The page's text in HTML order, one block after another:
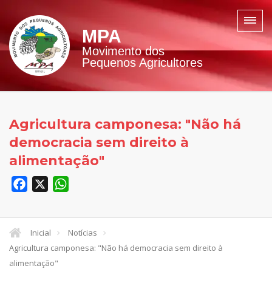
MPA
Movimento dos
Pequenos Agricultores
Agricultura camponesa: "Não há
democracia sem direito à
alimentação"
Facebook
Inicial
Notícias
Agricultura camponesa: "Não há democracia sem direito à
alimentação"